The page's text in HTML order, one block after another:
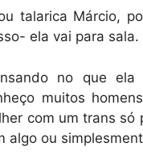
talarica Márcio,
ela vai para sala.
no que
muitos
com um trans só
algo ou